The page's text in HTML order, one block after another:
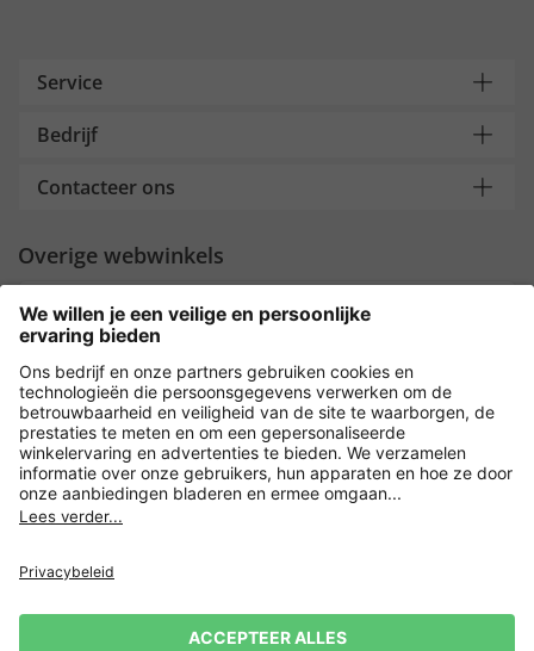
Service
Bedrijf
Contacteer ons
Overige webwinkels
Nederland
Payment and Delivery
Versleuteling met
Verkoopvoorwaarden
Leveringsvoorwaarden